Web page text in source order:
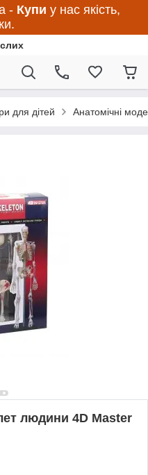
- Купи у нас якість,
для дітей Анатомічні
людини 4D Master